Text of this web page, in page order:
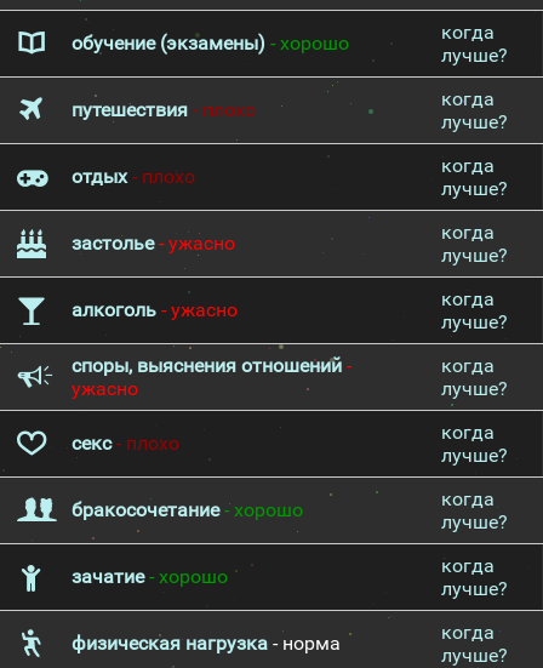
обучение (экзамены) - хорошо
когда
лучше?
путешествия - плохо
когда
лучше?
отдых- плохо
когда
лучше?
застолье- ужасно
когда
лучше?
алкоголь - ужасно
когда
лучше?
споры, выяснения отношений -
ужасно
когда
лучше?
секс- плохо
когда
лучше?
бракосочетание- хорошо
когда
лучше?
зачатие- хорошо
когда
лучше?
физическая нагрузка - норма
когда
лучше?